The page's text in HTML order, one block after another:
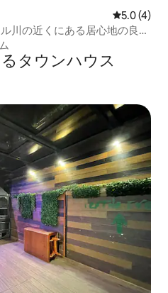
レビュー4
5.0 (4)
川の近くにある居心地の良い
タウンハウス